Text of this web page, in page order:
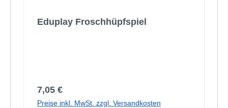
Eduplay Froschhüpfspiel
Regulärer Preis:
7,05 €
Preise inkl. MwSt. zzgl. Versandkosten